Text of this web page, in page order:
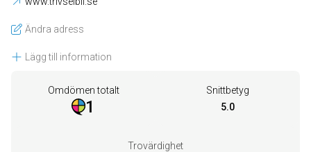
Ändra adress
Lägg till information
Omdömen totalt
1
Snittbetyg
5.0
Trovärdighet